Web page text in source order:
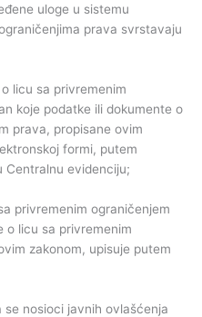
uloge u sistemu
prava svrstavaju
licu sa privremenim
koje podatke ili dokumente o
prava, propisane ovim
formi, putem
Centralnu evidenciju;
privremenim ograničenjem
o licu sa privremenim
zakonom, upisuje putem
nosioci javnih ovlašćenja